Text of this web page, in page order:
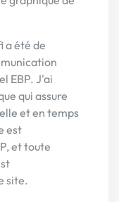
a été de
EBP. J'ai
qui assure
et en temps
est
et toute
site.